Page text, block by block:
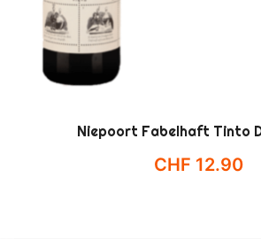
Niepoort Fabelhaft Tinto
CHF 12.90